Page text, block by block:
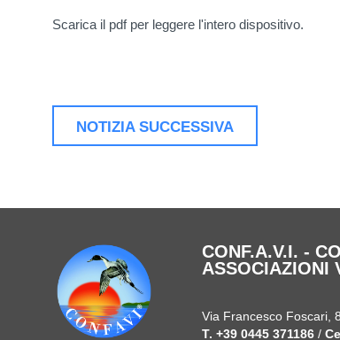
Scarica il pdf per leggere l'intero dispositivo.
NOTIZIA SUCCESSIVA
CONF.A.V.I. -
ASSOCIAZIONI
Via Francesco Foscari,
T. +39 0445 371186 /